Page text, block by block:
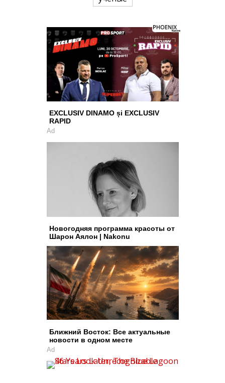
EXCLUSIV DINAMO și EXCLUSIV
RAPID
Ad
Новогодняя программа красоты от
Шарон Аялон | Nakonu
Ближний Восток: Все актуальные
новости в одном месте
Ad